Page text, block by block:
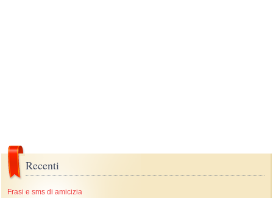
Recenti
Frasi e sms di amicizia